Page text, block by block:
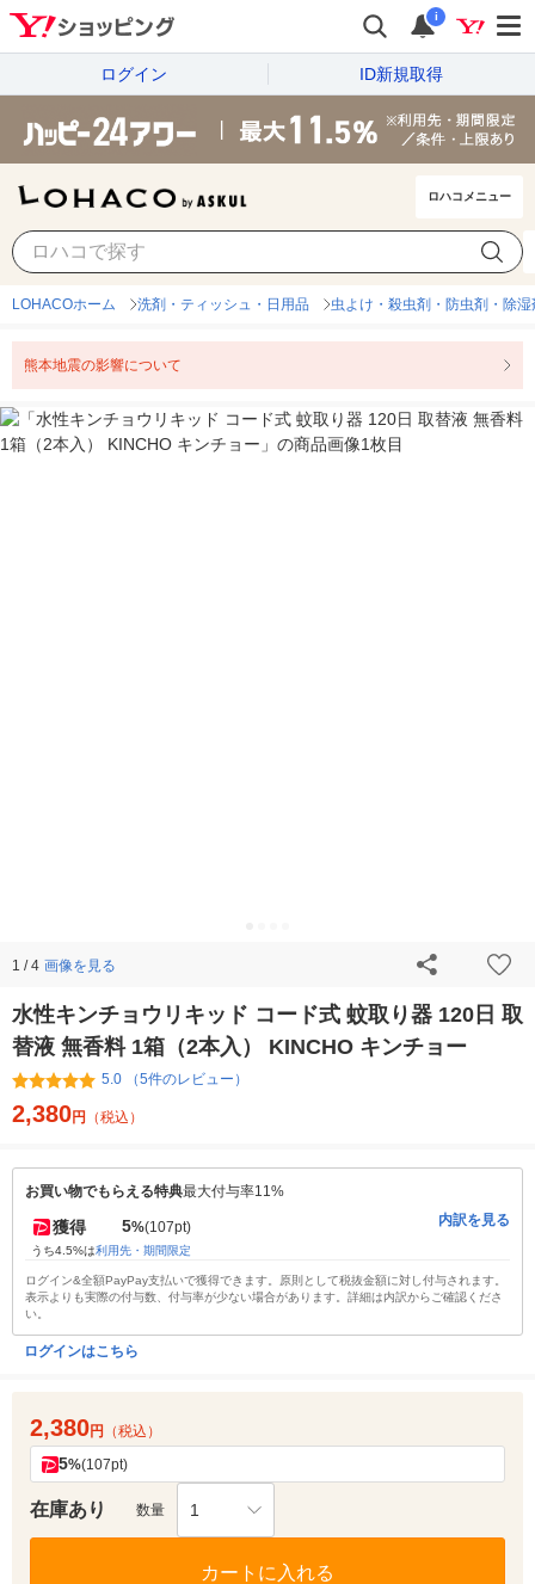
i
ログイン ID新規取得
ロハコメニュー
LOHACOホーム 洗剤・ティッシュ・日用品 虫よけ・殺虫剤・防虫剤・除湿
熊本地震の影響について
1 / 4 画像を見る
水性キンチョウリキッド コード式 蚊取り器 120日 取
替液 無香料 1箱（2本入） KINCHO キンチョー
5.0 （5件のレビュー）
2,380円 （税込）
お買い物でもらえる特典最大付与率11%
獲得 5%(107pt)
うち4.5%は利用先・期間限定
内訳を見る
ログイン&全額PayPay支払いで獲得できます。原則として税抜金額に対し付与されます。
表示よりも実際の付与数、付与率が少ない場合があります。詳細は内訳からご確認くださ
い。
ログインはこちら
2,380円 （税込）
5%(107pt)
在庫あり 数量 1
カートに入れる